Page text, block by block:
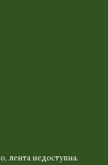
лента недоступна.